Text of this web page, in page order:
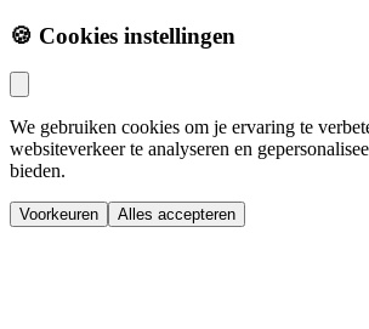
🍪 Cookies instellingen
We gebruiken cookies om je ervaring te
websiteverkeer te analyseren en
bieden.
Voorkeuren Alles accepteren